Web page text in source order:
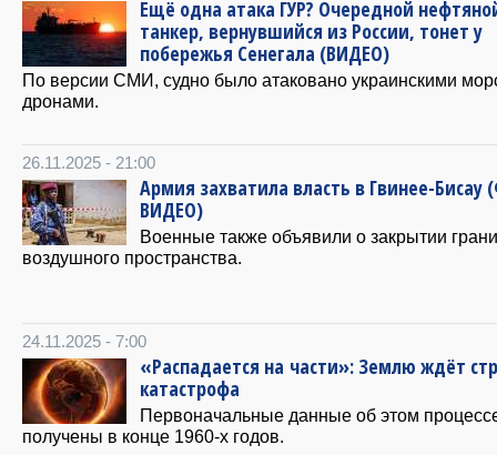
Ещё одна атака ГУР? Очередной
танкер, вернувшийся из России, тонет у
побережья Сенегала (ВИДЕО)
По версии СМИ, судно было атаковано украинскими
дронами.
26.11.2025 - 21:00
Армия захватила власть в Гвинее-Бисау
ВИДЕО)
Военные также объявили о закрытии
воздушного пространства.
24.11.2025 - 7:00
«Распадается на части»: Землю ждёт
катастрофа
Первоначальные данные об этом
получены в конце 1960-х годов.